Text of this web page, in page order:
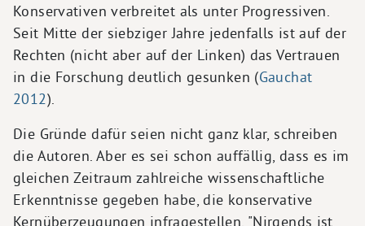
Konservativen verbreitet als unter Progressiven.
Seit Mitte der siebziger Jahre jedenfalls ist auf der
Rechten (nicht aber auf der Linken) das Vertrauen
in die Forschung deutlich gesunken (Gauchat
2012).
Die Gründe dafür seien nicht ganz klar, schreiben
die Autoren. Aber es sei schon auffällig, dass es im
gleichen Zeitraum zahlreiche wissenschaftliche
Erkenntnisse gegeben habe, die konservative
Kernüberzeugungen infragestellen. "Nirgends ist